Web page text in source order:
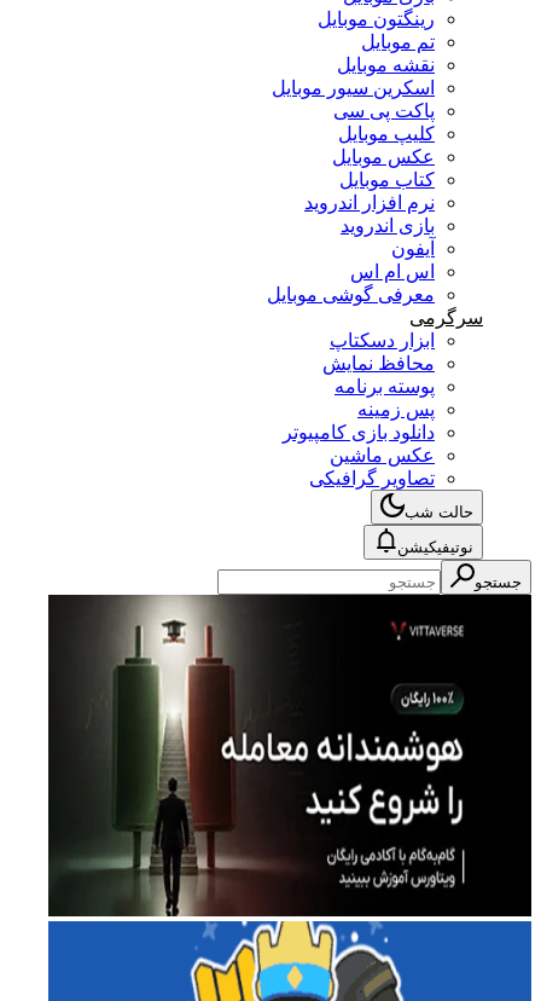
رینگتون موبایل
تم موبایل
نقشه موبایل
اسکرین سیور موبایل
پاکت پی سی
کلیپ موبایل
عکس موبایل
کتاب موبایل
نرم افزار اندروید
بازی اندروید
آیفون
اس ام اس
معرفی گوشی موبایل
سرگرمی
ابزار دسکتاپ
محافظ نمایش
پوسته برنامه
پس زمینه
دانلود بازی کامپیوتر
عکس ماشین
تصاویر گرافیکی
حالت شب
نوتیفیکیشن
جستجو